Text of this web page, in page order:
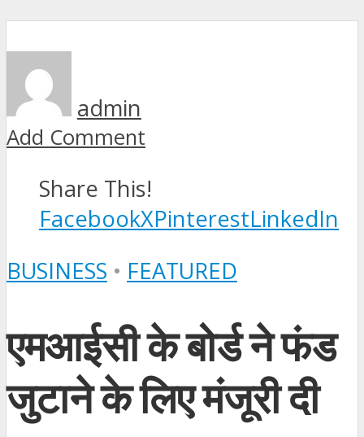
admin
Add Comment
Share This!
FacebookXPinterestLinkedIn
BUSINESS • FEATURED
एमआईसी के बोर्ड ने फंड
जुटाने के लिए मंजूरी दी